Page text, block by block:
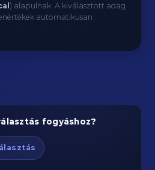
) alapulnak. A kiválasztott adag
automatikusan
fogyáshoz?